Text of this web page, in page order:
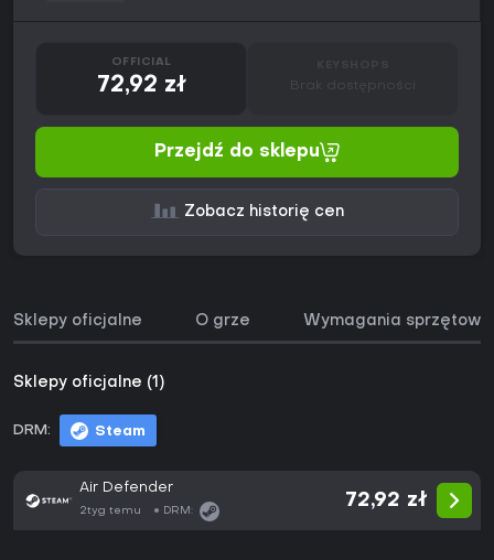
OFFICIAL
72,92 zł Brak dostępności
Przejdź do sklepu
Zobacz historię cen
Sklepy oficjalne O grze Wymagania sprzętowe
Sklepy oficjalne (1)
DRM: Steam
Air Defender
2tyg temu DRM:
72,92 zł